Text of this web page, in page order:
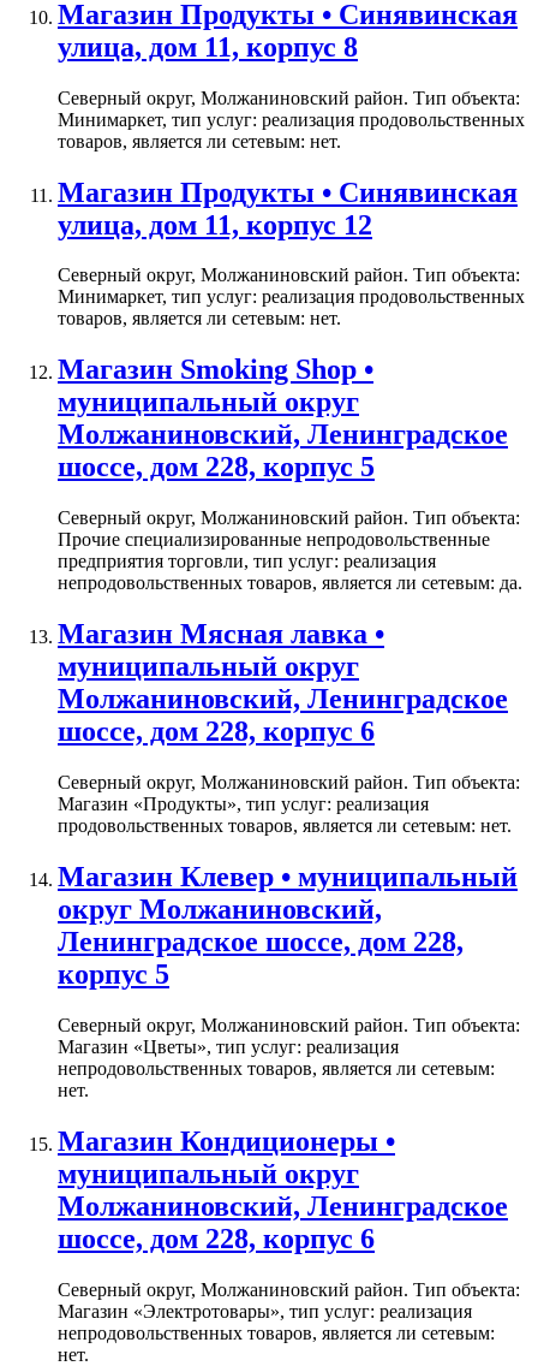
Магазин Продукты • Синявинская
улица, дом 11, корпус 8
Северный округ, Молжаниновский район. Тип объекта:
Минимаркет, тип услуг: реализация продовольственных
товаров, является ли сетевым: нет.
Магазин Продукты • Синявинская
улица, дом 11, корпус 12
Северный округ, Молжаниновский район. Тип объекта:
Минимаркет, тип услуг: реализация продовольственных
товаров, является ли сетевым: нет.
Магазин Smoking Shop •
муниципальный округ
Молжаниновский, Ленинградское
шоссе, дом 228, корпус 5
Северный округ, Молжаниновский район. Тип объекта:
Прочие специализированные непродовольственные
предприятия торговли, тип услуг: реализация
непродовольственных товаров, является ли сетевым: да.
Магазин Мясная лавка •
муниципальный округ
Молжаниновский, Ленинградское
шоссе, дом 228, корпус 6
Северный округ, Молжаниновский район. Тип объекта:
Магазин «Продукты», тип услуг: реализация
продовольственных товаров, является ли сетевым: нет.
Магазин Клевер • муниципальный
округ Молжаниновский,
Ленинградское шоссе, дом 228,
корпус 5
Северный округ, Молжаниновский район. Тип объекта:
Магазин «Цветы», тип услуг: реализация
непродовольственных товаров, является ли сетевым:
нет.
Магазин Кондиционеры •
муниципальный округ
Молжаниновский, Ленинградское
шоссе, дом 228, корпус 6
Северный округ, Молжаниновский район. Тип объекта:
Магазин «Электротовары», тип услуг: реализация
непродовольственных товаров, является ли сетевым:
нет.